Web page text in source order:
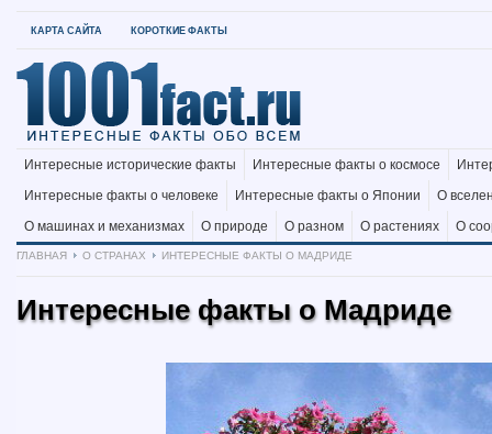
КАРТА САЙТА КОРОТКИЕ ФАКТЫ
Интересные исторические факты Интересные факты о космосе
Интересные факты о человеке
Интересные факты о Японии
О
О машинах и механизмах
О природе О разном О растениях
О
ГЛАВНАЯ
О СТРАНАХ ИНТЕРЕСНЫЕ ФАКТЫ О МАДРИДЕ
Интересные факты о Мадриде